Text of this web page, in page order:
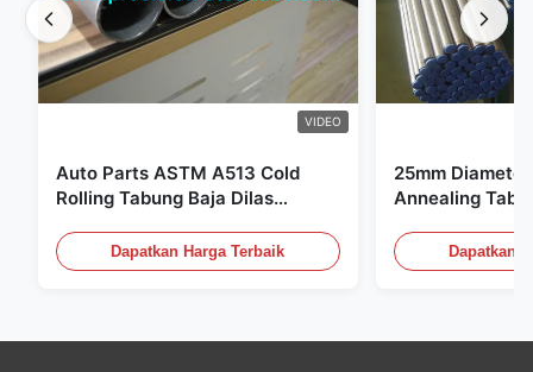
VIDEO
Auto Parts ASTM A513 Cold
Rolling Tabung Baja Dilas
Dapatkan Harga Terbaik
25mm
Annealing
Dapatkan